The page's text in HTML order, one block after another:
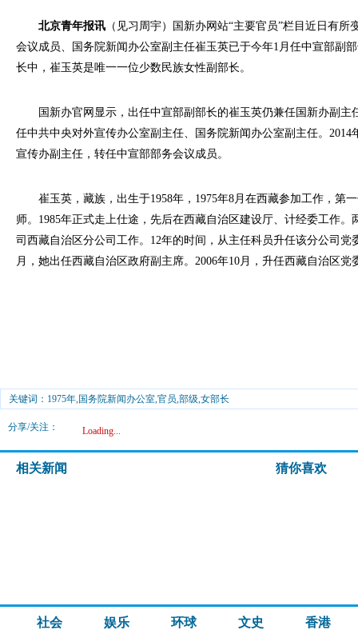
北京青年报讯 （见习周宇）国新办网站“主要官员”栏目近日有
会议成员、国务院新闻办公室副主任崔玉英已于今年1月任中宣部副
长中，崔玉英是唯一一位少数民族女性副部长。
国新办官网显示，出任中宣部副部长的崔玉英仍兼任国新办副主
任中共中央对外宣传办公室副主任、国务院新闻办公室副主任。2014
宣传办副主任，转任中宣部部务会议成员。
崔玉英，藏族，出生于1958年，1975年8月在西藏参加工作，第
师。1985年正式走上仕途，先后在西藏自治区建设厅、计经委工作。
司西藏自治区分公司工作。12年的时间，从主任科员升任该分公司党
月，她出任西藏自治区政府副主席。2006年10月，升任西藏自治区党
关键词：1975年,国务院新闻办公室,官员,部级,女部长
分享/关注： Loading...
相关新闻 猜你喜欢
社会 娱乐 环球 文史 香港